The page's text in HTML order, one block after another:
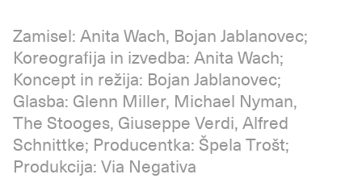
Zamisel: Anita Wach, Bojan Jablanovec;
Koreografija in izvedba: Anita Wach;
Koncept in režija: Bojan Jablanovec;
Glasba: Glenn Miller, Michael Nyman,
The Stooges, Giuseppe Verdi, Alfred
Schnittke; Producentka: Špela Trošt;
Produkcija: Via Negativa